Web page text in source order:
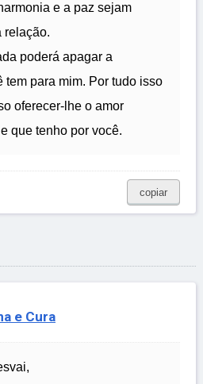
e a paz sejam
relação.
poderá apagar a
tem para mim. Por tudo isso
oferecer-lhe o amor
que tenho por você.
copiar
e Cura